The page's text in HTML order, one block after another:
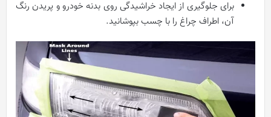
برای جلوگیری از ایجاد خراشیدگی روی بدنه خودرو و پریدن رنگ
آن، اطراف چراغ را با چسب بپوشانید.